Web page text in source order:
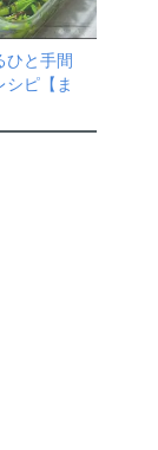
ひと手間
ピ【ま